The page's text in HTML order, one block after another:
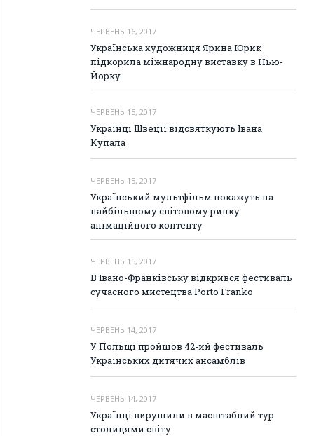
ЧЕРВЕНЬ 16, 2017
Українська художниця Ярина Юрик
підкорила міжнародну виставку в Нью-
Йорку
ЧЕРВЕНЬ 15, 2017
Українці Швеції відсвяткують Івана
Купала
ЧЕРВЕНЬ 15, 2017
Український мультфільм покажуть на
найбільшому світовому ринку
анімаційного контенту
ЧЕРВЕНЬ 15, 2017
В Івано-Франківську відкрився фестиваль
сучасного мистецтва Porto Frankо
ЧЕРВЕНЬ 14, 2017
У Польщі пройшов 42-ий фестиваль
Українських дитячих ансамблів
ЧЕРВЕНЬ 14, 2017
Українці вирушили в масштабний тур
столицями світу